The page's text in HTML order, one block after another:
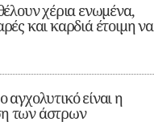
χέρια ενωμένα,
και καρδιά έτοιμη να
αγχολυτικό είναι η
των άστρων